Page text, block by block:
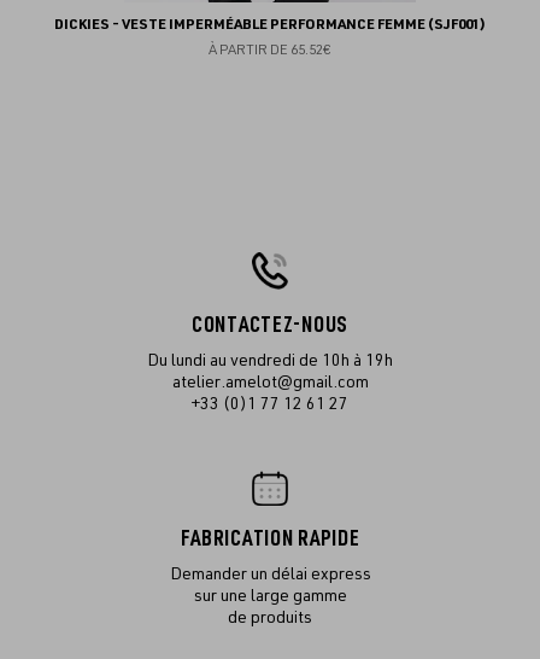
DICKIES - VESTE IMPERMÉABLE PERFORMANCE FEMME (SJF001)
À PARTIR DE 65.52€
CONTACTEZ-NOUS
Du lundi au vendredi de 10h à 19h
atelier.amelot@gmail.com
+33 (0)1 77 12 61 27
FABRICATION RAPIDE
Demander un délai express
sur une large gamme
de produits